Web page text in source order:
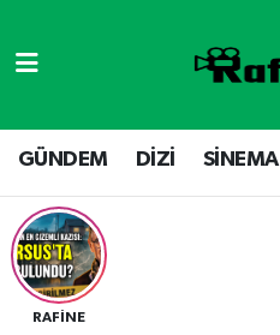
GÜNDEM DİZİ SİNEMA
RAFİNE
DİZİ
SİNEMA
YOUTUBE
GÜNDEM
RAFİNE TV
SİNEMA
Hava Durumu
Namaz Vakitleri
Trafik Durumu